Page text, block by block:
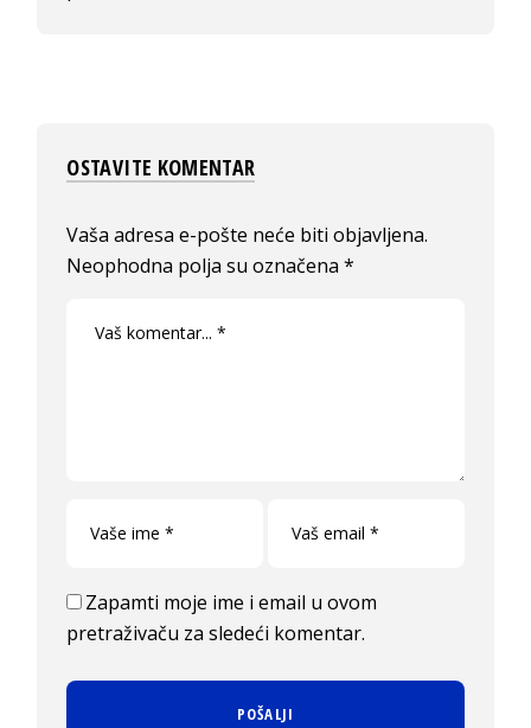
OSTAVITE KOMENTAR
Vaša adresa e-pošte neće biti objavljena.
Neophodna polja su označena*
Zapamti moje ime i email u ovom
pretraživaču za sledeći komentar.